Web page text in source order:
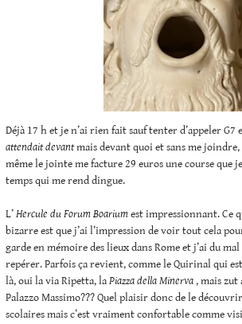
Déjà 17 h et je n’ai rien fait sauf tenter d’appeler
attendait devantmais devant quoi et sans me joindre,
même le jointe me facture 29 euros une course que
temps qui me rend dingue.
L’Hercule du Forum Boariumest impressionnant. Ce
bizarre est que j’ai l’impression de voir tout cela
garde en mémoire des lieux dans Rome et j’ai du mal
repérer. Parfois ça revient, comme le Quirinal qui
là, oui la via Ripetta, laPiazza della Minerva, mais zut
Palazzo Massimo??? Quel plaisir donc de le
scolaires mais c’est vraiment confortable comme